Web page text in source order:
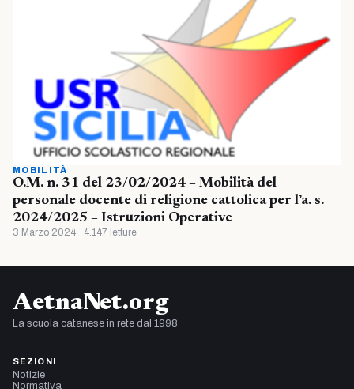
MOBILITÀ
O.M. n. 31 del 23/02/2024 – Mobilità del
personale docente di religione cattolica per l’a. s.
2024/2025 – Istruzioni Operative
3 Marzo 2024 · 4.147 letture
AetnaNet.org
La scuola catanese in rete dal 1998
SEZIONI
Notizie
Normativa